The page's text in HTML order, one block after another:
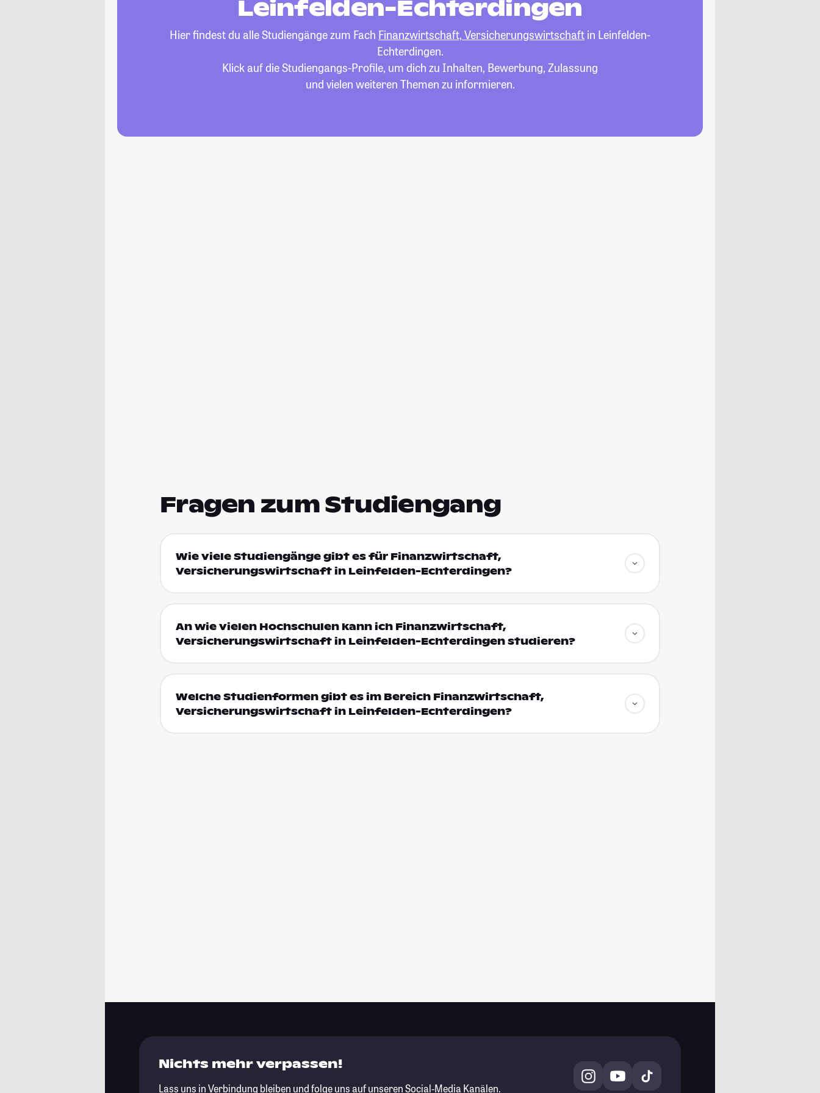
Leinfelden-Echterdingen
Hier findest du alle Studiengänge zum Fach Finanzwirtschaft, Versicherungswirtschaft in Leinfelden-
Echterdingen.
Klick auf die Studiengangs-Profile, um dich zu Inhalten, Bewerbung, Zulassung
und vielen weiteren Themen zu informieren.
Fragen zum Studiengang
Wie viele Studiengänge gibt es für Finanzwirtschaft,
Versicherungswirtschaft in Leinfelden-Echterdingen?
An wie vielen Hochschulen kann ich Finanzwirtschaft,
Versicherungswirtschaft in Leinfelden-Echterdingen studieren?
Welche Studienformen gibt es im Bereich Finanzwirtschaft,
Versicherungswirtschaft in Leinfelden-Echterdingen?
Nichts mehr verpassen!
Lass uns in Verbindung bleiben und folge uns auf unseren Social-Media Kanälen.